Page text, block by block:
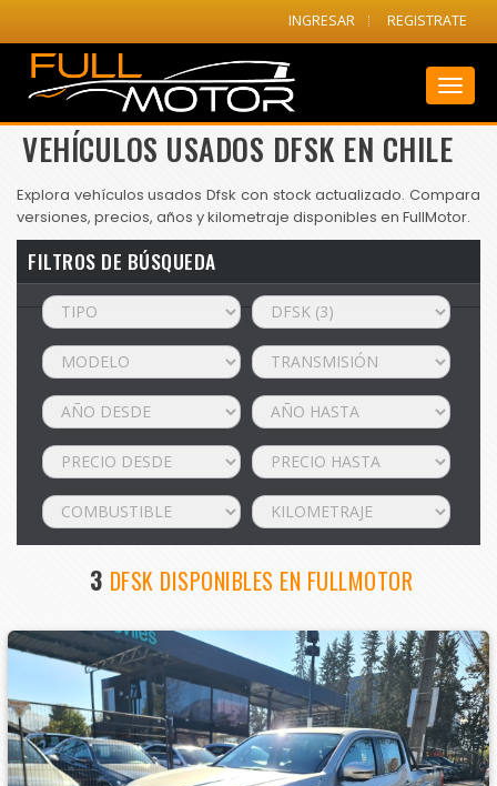
INGRESAR REGISTRATE
VEHÍCULOS USADOS DFSK EN CHILE
Explora vehículos usados Dfsk con stock actualizado. Compara
versiones, precios, años y kilometraje disponibles en FullMotor.
FILTROS DE BÚSQUEDA
3 DFSK DISPONIBLES EN FULLMOTOR